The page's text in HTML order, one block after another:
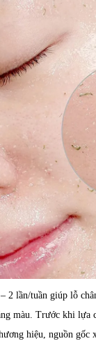
2 lần/tuần giúp lỗ
màu. Trước khi lựa
hiệu, nguồn gốc